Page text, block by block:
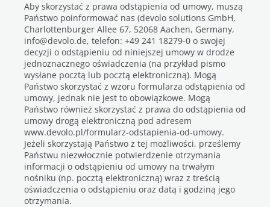
Aby skorzystać z prawa odstąpienia od umowy, muszą
Państwo poinformować nas (devolo solutions GmbH,
Charlottenburger Allee 67, 52068 Aachen, Germany,
info@devolo.de, telefon: +49 241 18279-0 o swojej
decyzji o odstąpieniu od niniejszej umowy w drodze
jednoznacznego oświadczenia (na przykład pismo
wysłane pocztą lub pocztą elektroniczną). Mogą
Państwo skorzystać z wzoru formularza odstąpienia od
umowy, jednak nie jest to obowiązkowe. Mogą
Państwo również skorzystać z prawa do odstąpienia od
umowy drogą elektroniczną pod adresem
www.devolo.pl/formularz-odstapienia-od-umowy.
Jeżeli skorzystają Państwo z tej możliwości, prześlemy
Państwu niezwłocznie potwierdzenie otrzymania
informacji o odstąpieniu od umowy na trwałym
nośniku (np. pocztą elektroniczną) wraz z treścią
oświadczenia o odstąpieniu oraz datą i godziną jego
otrzymania.